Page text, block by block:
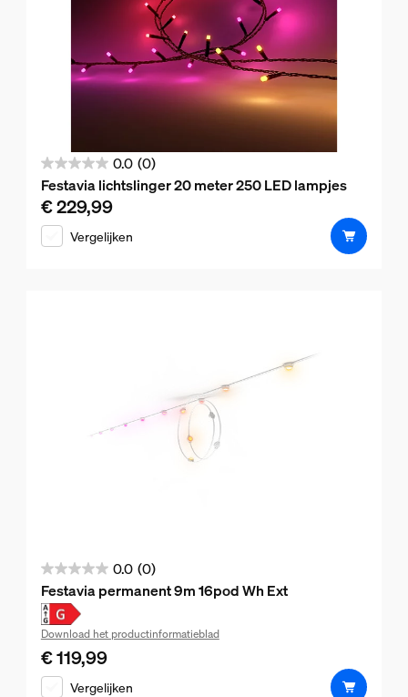
0.0 (0)
0.0
van
de
5
Festavia lichtslinger 20 meter 250 LED lampjes
De huidige prijs is € 229,99
€ 229,99
Vergelijken
0.0 (0)
0.0
van
de
5
sterren.
Festavia permanent 9m 16pod Wh Ext
Download het productinformatieblad
De huidige prijs is € 119,99
€ 119,99
Vergelijken